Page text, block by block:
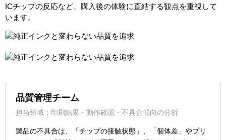
ICチップの反応など、購入後の体験に直結する観点を重視して
います。
品質管理チーム
担当領域：印刷結果・動作確認・不具合傾向の分析
製品の不具合は、「チップの接触状態」、「個体差」やプリ